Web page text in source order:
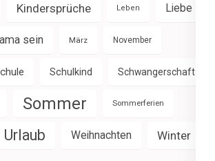
Kindersprüche Leben Liebe
sein März November
Schulkind Schwangerschaft
Sommer Sommerferien
Urlaub Weihnachten Winter